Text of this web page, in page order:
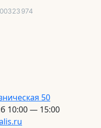
50
10:00 — 15:00